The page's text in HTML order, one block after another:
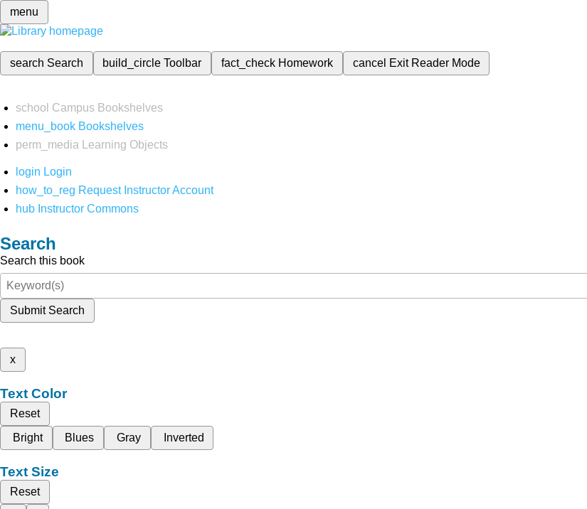
menu
search Search build_circleToolbar fact_check Homework cancel Exit Reader Mode
school Campus Bookshelves
menu_book Bookshelves
perm_media
Learning Objects
login Login
how_to_reg Request Instructor Account
hub Instructor Commons
Search
Search this book
Submit Search
x
Text Color
Reset
Bright
Blues Gray Inverted
Text Size
Reset